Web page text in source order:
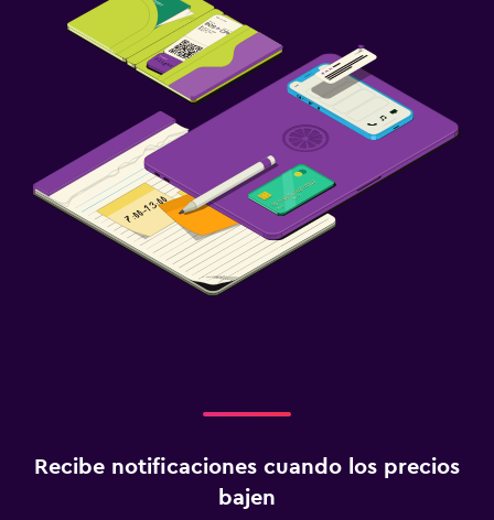
Armario o clóset
Salud y seguridad
Cámaras CCTV en zonas comunes
Seguridad las 24 horas
Caja fuerte
Sistema de entretenimiento
Recibe notificaciones cuando los precios
bajen